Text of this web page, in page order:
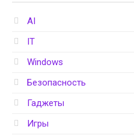
AI
IT
Windows
Безопасность
Гаджеты
Игры